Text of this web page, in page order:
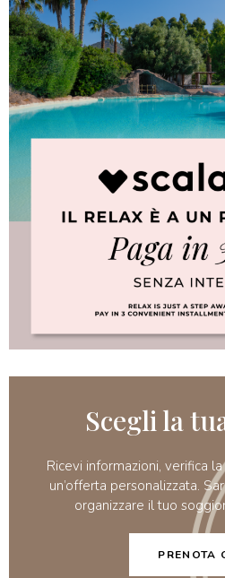
Scegli la
Ricevi informazioni, verifica
un’offerta personalizzata.
organizzare il tuo
PRENOTA